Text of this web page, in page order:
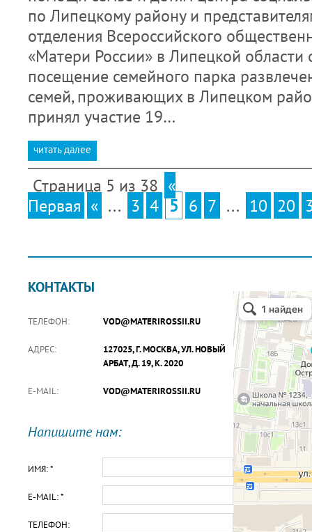
по Липецкому району и
отделения Всероссийского
«Матери России» в Липецкой области
посещение семейного парка
семей, проживающих в Липецком
принял участие 19…
читать далее
Страница 5 из 38 «
Первая « ... 3 4 5 6 7 ... 10 20
КОНТАКТЫ
ТЕЛЕФОН: VOD@MATERIROSSII.RU
АДРЕС:
127025, Г. МОСКВА, УЛ. НОВЫЙ
АРБАТ, Д. 19, К. 2020
E-MAIL: VOD@MATERIROSSII.RU
Напишите нам:
ИМЯ: *
E-MAIL: *
ТЕЛЕФОН: